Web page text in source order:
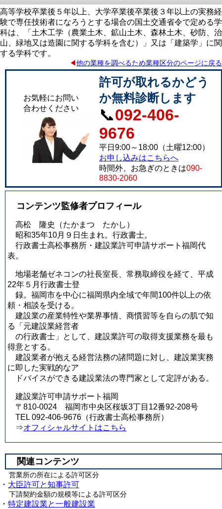
高等学校卒業後５年以上、大学卒業後卒業後３年以上の実務経
験で専任技術者になろうとする場合の国土交通省令で定める学
科は、「土木工学（農業土木、鉱山土木、森林土木、砂防、治
山、緑地又は造園に関する学科を含む）」又は「建築学」に関
する学科です。
◀他の業種を調べるため業種区分のページに戻る
お気軽にお問い
合わせください
許可が取れるかどう
か無料診断します
📞092-406-
9676
平日9:00～18:00（土曜12:00）
お申し込みはこちらへ
時間外、お急ぎのときは090-
8830-2060
コンテンツ監修者プロフィール
高松 隆史
（たかまつ たかし）
昭和35年10月９日生まれ。行政書士。
行政書士高松事務所・建設業許可申請サポート福岡代
表。
地場老舗ゼネコンの社長室長、常務取締役を経て、平成
22年５月行政書士登
録。福岡市を中心に福岡県内全域で年間100件以上の依
頼・相談を受ける。
建設業の産業特性や業界事情、商慣習等を自らの肌で知
る「元建設業経営者
の行政書士」として、建設業許可の取得支援業務を最も
得意とする。
建設業者が抱える経営法務の諸問題に対し、建設業実務
に即した実戦的なア
ドバイスができる建設業法の専門家として定評がある。
建設業許可申請サポート福岡
〒810-0024 福岡市中央区桜坂3丁目12番92-208号
TEL 092-406-9676（行政書士高松事務所）
⇒オフィシャルサイトはこちら
関連コンテンツ
営業所の所在による許可区分
・ 大臣許可と知事許可
下請契約金額の規模等による許可区分
・ 特定建設業と一般建設業